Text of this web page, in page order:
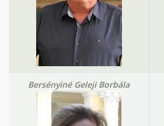
Bersényiné Geleji Borbála